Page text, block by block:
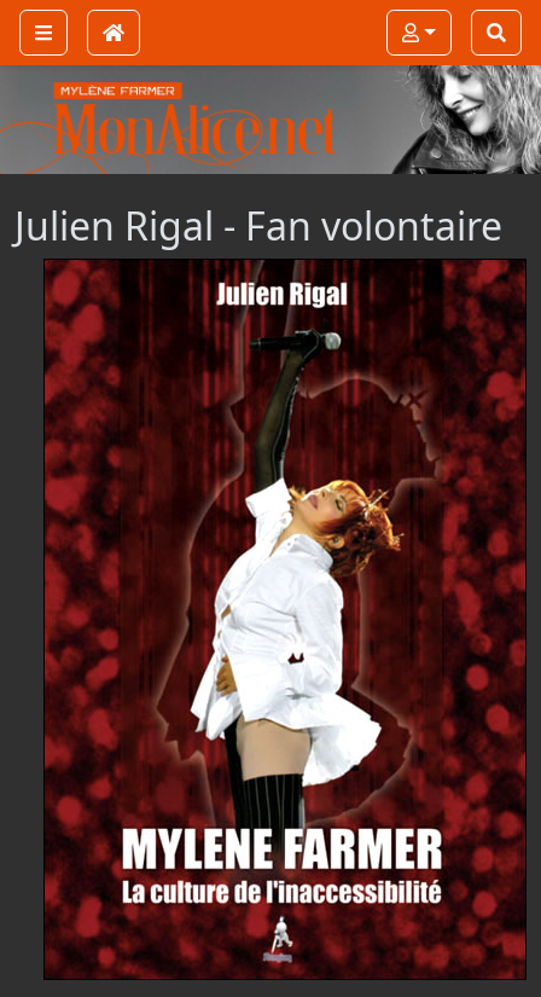
Julien Rigal - Fan volontaire